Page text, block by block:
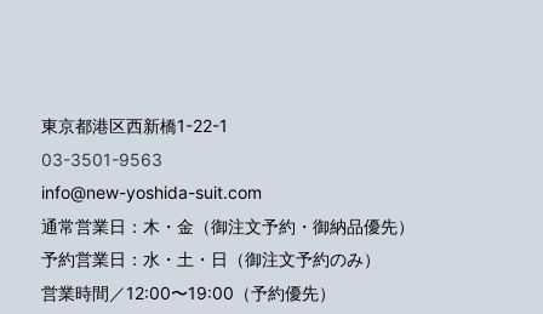
東京都港区西新橋1-22-1
03-3501-9563
info@new-yoshida-suit.com
通常営業日：木・金（御注文予約・御納品優先）
予約営業日：水・土・日（御注文予約のみ）
営業時間／12:00〜19:00（予約優先）